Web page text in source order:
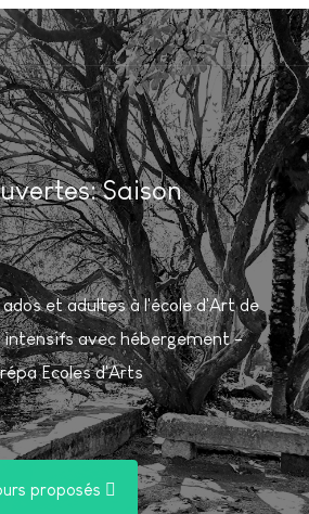
Saison
et adultes à l'école d'Art de
avec hébergement -
Ecoles d'Arts
proposés